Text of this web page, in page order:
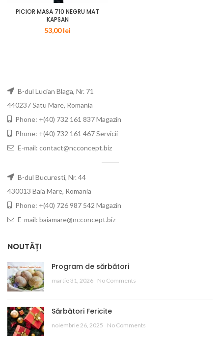
PICIOR MASA 710 NEGRU MAT
KAPSAN
53,00lei
B-dul Lucian Blaga, Nr. 71
440237 Satu Mare, Romania
Phone: +(40) 732 161 837 Magazin
Phone: +(40) 732 161 467 Servicii
E-mail: contact@ncconcept.biz
B-dul Bucuresti, Nr. 44
430013 Baia Mare, Romania
Phone: +(40) 726 987 542 Magazin
E-mail: baiamare@ncconcept.biz
NOUTĂȚI
Program de sărbători
martie 31, 2026 No Comments
Sărbători Fericite
noiembrie 26, 2025 No Comments